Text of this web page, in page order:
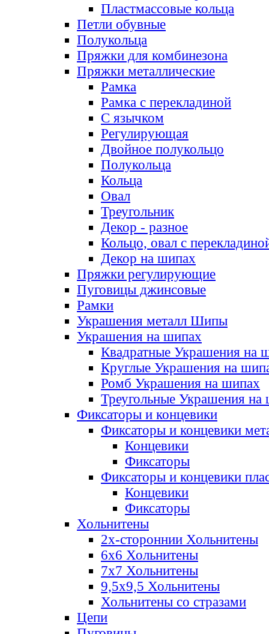
Пластмассовые кольца
Петли обувные
Полукольца
Пряжки для комбинезона
Пряжки металлические
Рамка
Рамка с перекладиной
С язычком
Регулирующая
Двойное полукольцо
Полукольца
Кольца
Овал
Треугольник
Декор - разное
Кольцо, овал с
Декор на шипах
Пряжки регулирующие
Пуговицы джинсовые
Рамки
Украшения металл Шипы
Украшения на шипах
Квадратные Украшения на
Круглые Украшения на
Ромб Украшения на шипах
Треугольные Украшения на
Фиксаторы и концевики
Фиксаторы и концевики
Концевики
Фиксаторы
Фиксаторы и концевики
Концевики
Фиксаторы
Хольнитены
2х-стороннии Хольнитены
6х6 Хольнитены
7х7 Хольнитены
9,5х9,5 Хольнитены
Хольнитены со стразами
Цепи